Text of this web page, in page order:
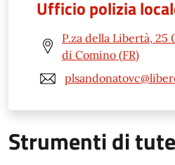
Ufficio polizia
P.za della Libertà, 25
di Comino (FR)
Strumenti di